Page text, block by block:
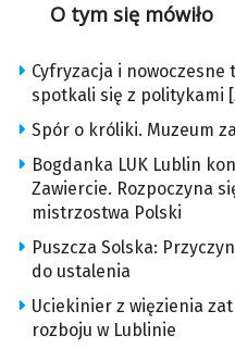
O tym się mówiło
Cyfryzacja i
spotkali się z politykami
Spór o króliki. Muzeum
Bogdanka LUK Lublin
Zawiercie. Rozpoczyna
mistrzostwa Polski
Puszcza Solska:
do ustalenia
Uciekinier z więzienia
rozboju w Lublinie